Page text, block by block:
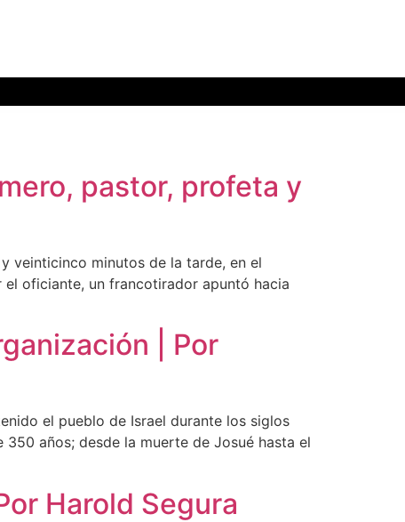
pastor, profeta y
veinticinco minutos de la tarde, en el
oficiante, un francotirador apuntó hacia
| Por
el pueblo de Israel durante los siglos
años; desde la muerte de Josué hasta el
Harold Segura